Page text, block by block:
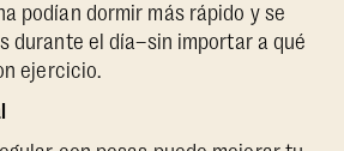
podían dormir más rápido y se
durante el día–sin importar a qué
ejercicio.